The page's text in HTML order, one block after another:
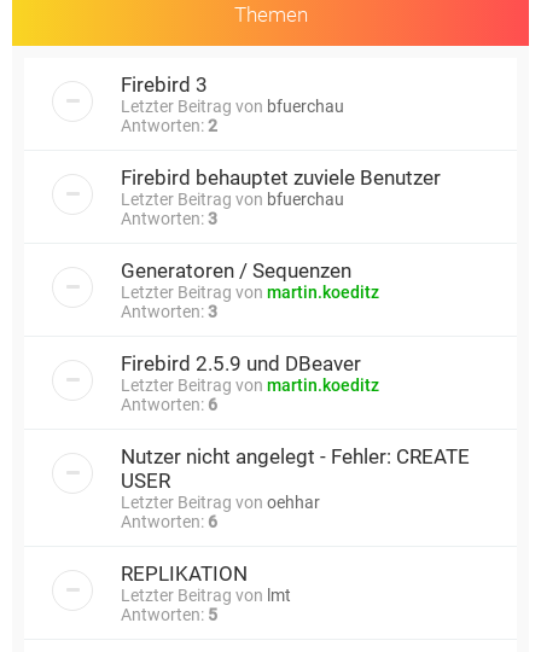
Themen
Firebird 3
Letzter Beitrag von bfuerchau
Antworten:2
Firebird behauptet zuviele Benutzer
Letzter Beitrag von bfuerchau
Antworten:3
Generatoren / Sequenzen
Letzter Beitrag von martin.koeditz
Antworten:3
Firebird 2.5.9 und DBeaver
Letzter Beitrag von martin.koeditz
Antworten: 6
Nutzer nicht angelegt - Fehler: CREATE
USER
Letzter Beitrag von oehhar
Antworten: 6
REPLIKATION
Letzter Beitrag von lmt
Antworten: 5